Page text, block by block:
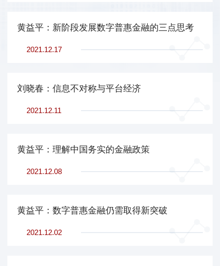
黄益平：新阶段发展数字普惠金融的三点思考
2021.12.17
刘晓春：信息不对称与平台经济
2021.12.11
黄益平：理解中国务实的金融政策
2021.12.08
黄益平：数字普惠金融仍需取得新突破
2021.12.02